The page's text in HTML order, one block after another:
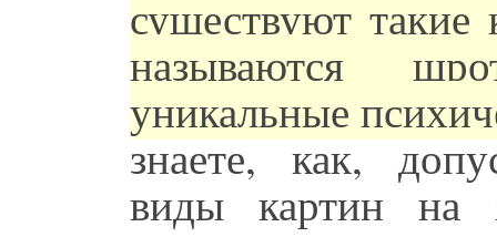
существуют такие
называются
уникальные
знаете, как,
виды картин на